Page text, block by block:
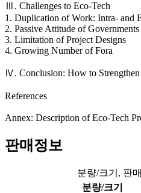
Ⅲ. Challenges to Eco-Tech
1. Duplication of Work: Intra- and
2. Passive Attitude of
3. Limitation of Project Designs
4. Growing Number of Fora
Ⅳ. Conclusion: How to Strengthen
References
Annex: Description of Eco-Tech
판매정보
분량/크기, 판
분량/크기